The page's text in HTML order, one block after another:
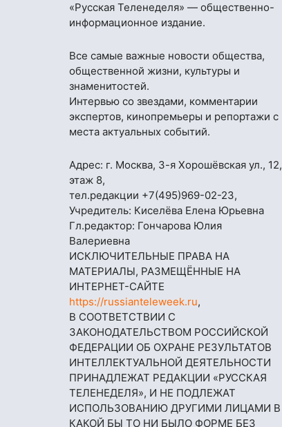
«Русская Теленеделя» — общественно-
информационное издание.
Все самые важные новости общества,
общественной жизни, культуры и
знаменитостей.
Интервью со звездами, комментарии
экспертов, кинопремьеры и репортажи с
места актуальных событий.
Адрес: г. Москва, 3-я Хорошёвская ул., 12,
этаж 8,
тел.редакции +7(495)969-02-23,
Учредитель: Киселёва Елена Юрьевна
Гл.редактор: Гончарова Юлия
Валериевна
ИСКЛЮЧИТЕЛЬНЫЕ ПРАВА НА
МАТЕРИАЛЫ, РАЗМЕЩЁННЫЕ НА
ИНТЕРНЕТ-САЙТЕ
https://russianteleweek.ru,
В СООТВЕТСТВИИ С
ЗАКОНОДАТЕЛЬСТВОМ РОССИЙСКОЙ
ФЕДЕРАЦИИ ОБ ОХРАНЕ РЕЗУЛЬТАТОВ
ИНТЕЛЛЕКТУАЛЬНОЙ ДЕЯТЕЛЬНОСТИ
ПРИНАДЛЕЖАТ РЕДАКЦИИ «РУССКАЯ
ТЕЛЕНЕДЕЛЯ», И НЕ ПОДЛЕЖАТ
ИСПОЛЬЗОВАНИЮ ДРУГИМИ ЛИЦАМИ В
КАКОЙ БЫ ТО НИ БЫЛО ФОРМЕ БЕЗ